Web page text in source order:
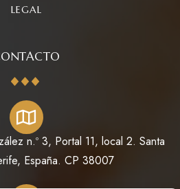
LEGAL
n.º 3, Portal 11, local 2. Santa
España. CP 38007